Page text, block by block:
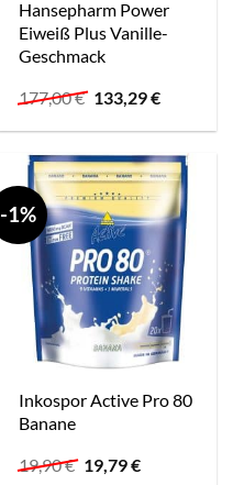
Hansepharm Power
Eiweiß Plus Vanille-
Geschmack
177,00€ Ursprünglicher
Preis
war:
133,29€Aktueller
ist:
-1%
Inkospor Active Pro 80
Banane
19,90€ Ursprünglicher
19,79€Aktueller